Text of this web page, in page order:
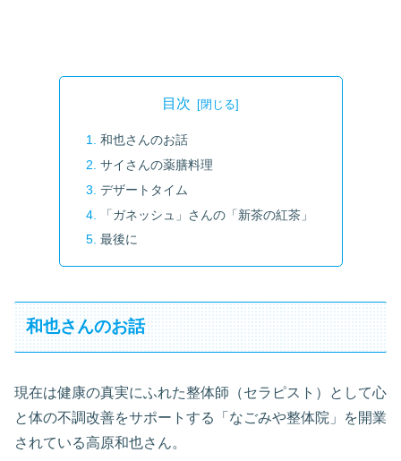
目次
和也さんのお話
サイさんの薬膳料理
デザートタイム
「ガネッシュ」さんの「新茶の紅茶」
最後に
和也さんのお話
現在は健康の真実にふれた整体師（セラピスト）として心
と体の不調改善をサポートする「なごみや整体院」を開業
されている高原和也さん。